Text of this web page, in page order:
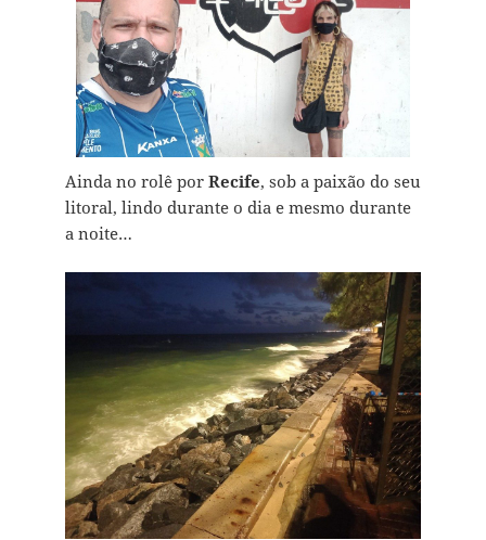
Ainda no rolê por Recife, sob a paixão do seu
litoral, lindo durante o dia e mesmo durante
a noite…